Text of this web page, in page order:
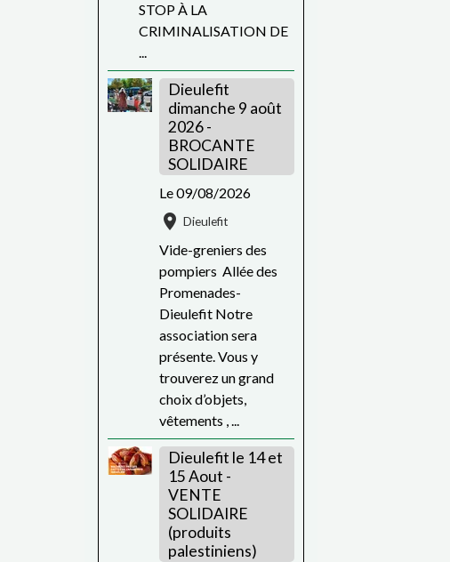
STOP À LA
CRIMINALISATION DE
...
Dieulefit
dimanche 9 août
2026 -
BROCANTE
SOLIDAIRE
Le 09/08/2026
Dieulefit
Vide-greniers des
pompiers Allée des
Promenades-
Dieulefit Notre
association sera
présente. Vous y
trouverez un grand
choix d’objets,
vêtements , ...
Dieulefit le 14 et
15 Aout -
VENTE
SOLIDAIRE
(produits
palestiniens)